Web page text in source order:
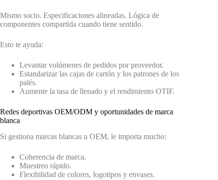
Mismo socio. Especificaciones alineadas. Lógica de
componentes compartida cuando tiene sentido.
Esto te ayuda:
Levantar volúmenes de pedidos por proveedor.
Estandarizar las cajas de cartón y los patrones de los
palés.
Aumente la tasa de llenado y el rendimiento OTIF.
Redes deportivas OEM/ODM y oportunidades de marca
blanca
Si gestiona marcas blancas u OEM, le importa mucho:
Coherencia de marca.
Muestreo rápido.
Flexibilidad de colores, logotipos y envases.